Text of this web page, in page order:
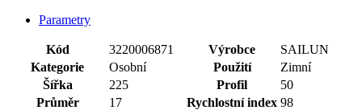
Parametry
Kód 3220006871 Výrobce
SAILUN
Kategorie
Osobní Použití
Zimní
Šířka
225 Profil
50
Průměr
17 Rychlostní index 98